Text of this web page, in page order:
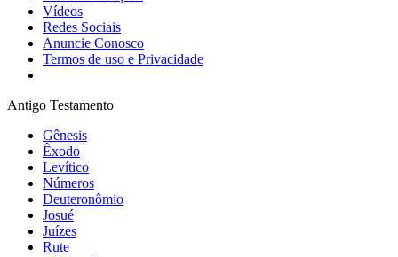
Vídeos
Redes Sociais
Anuncie Conosco
Termos de uso e Privacidade
Antigo Testamento
Gênesis
Êxodo
Levítico
Números
Deuteronômio
Josué
Juízes
Rute